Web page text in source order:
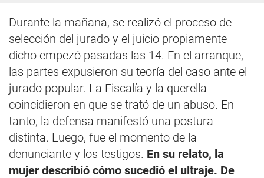
Durante la mañana, se realizó el proceso de
selección del jurado y el juicio propiamente
dicho empezó pasadas las 14. En el arranque,
las partes expusieron su teoría del caso ante el
jurado popular. La Fiscalía y la querella
coincidieron en que se trató de un abuso. En
tanto, la defensa manifestó una postura
distinta. Luego, fue el momento de la
denunciante y los testigos. En su relato, la
mujer describió cómo sucedió el ultraje. De